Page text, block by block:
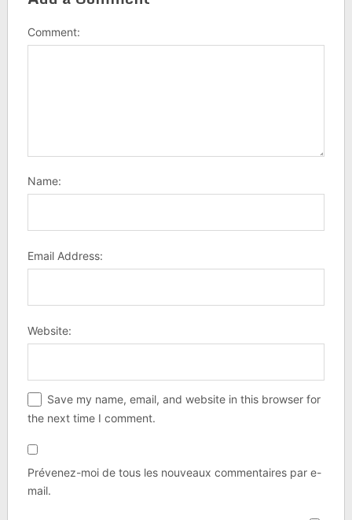
Comment:
Name:
Email Address:
Website:
Save my name, email, and website in this browser for
the next time I comment.
Prévenez-moi de tous les nouveaux commentaires par e-
mail.